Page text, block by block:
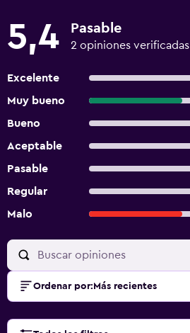
5,4 Pasable
2 opiniones verificadas
Excelente
Muy bueno
Bueno
Aceptable
Pasable
Regular
Malo
Ordenar por: Más recientes